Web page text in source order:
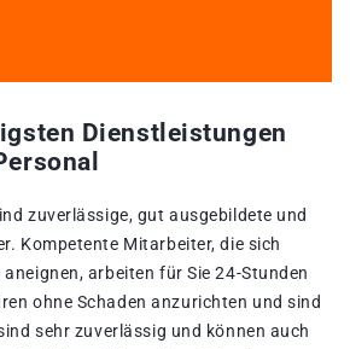
Dienstleistungen
zuverlässige, gut ausgebildete und
Kompetente Mitarbeiter, die sich
arbeiten für Sie 24-Stunden
ohne Schaden anzurichten und sind
sehr zuverlässig und können auch